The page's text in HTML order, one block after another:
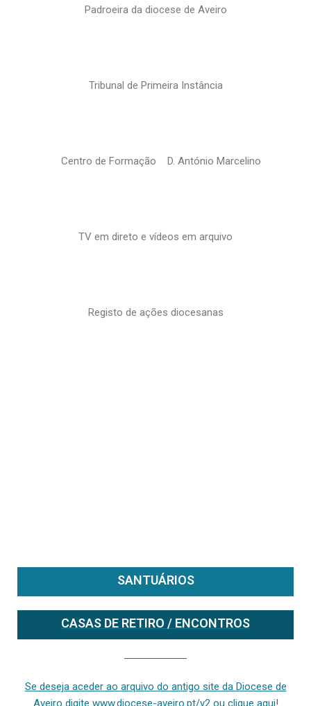
Padroeira da diocese de Aveiro
Tribunal de Primeira Instância
Centro de Formação D. António Marcelino
TV em direto e vídeos em arquivo
Registo de ações diocesanas
SANTUÁRIOS
CASAS DE RETIRO / ENCONTROS
Se deseja aceder ao arquivo do antigo site da Diocese de
Aveiro digite www.diocese-aveiro.pt/v2 ou clique aqui!